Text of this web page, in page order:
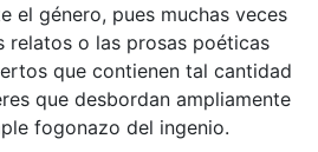
el género, pues muchas veces
relatos o las prosas poéticas
que contienen tal cantidad
que desbordan ampliamente
fogonazo del ingenio.